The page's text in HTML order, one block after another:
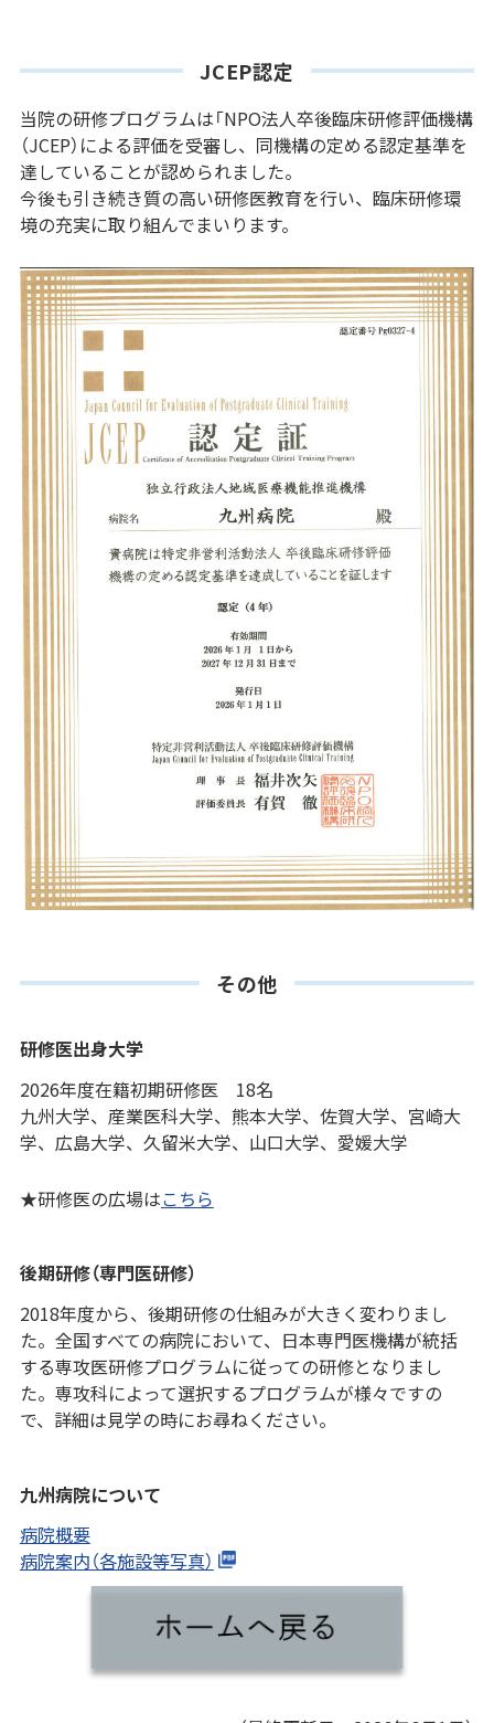
JCEP認定
当院の研修プログラムは「NPO法人卒後臨床研修評価機構
（JCEP）による評価を受審し、同機構の定める認定基準を
達していることが認められました。
今後も引き続き質の高い研修医教育を行い、臨床研修環
境の充実に取り組んでまいります。
その他
研修医出身大学
2026年度在籍初期研修医 18名
九州大学、産業医科大学、熊本大学、佐賀大学、宮崎大
学、広島大学、久留米大学、山口大学、愛媛大学
★研修医の広場はこちら
後期研修（専門医研修）
2018年度から、後期研修の仕組みが大きく変わりまし
た。全国すべての病院において、日本専門医機構が統括
する専攻医研修プログラムに従っての研修となりまし
た。専攻科によって選択するプログラムが様々ですの
で、詳細は見学の時にお尋ねください。
九州病院について
病院概要
病院案内（各施設等写真）